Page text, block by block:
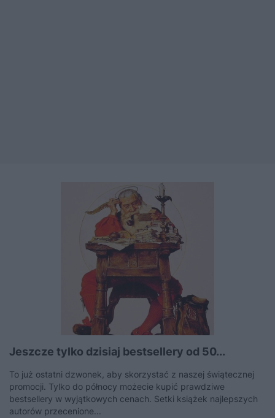
Jeszcze tylko dzisiaj bestsellery od 50...
To już ostatni dzwonek, aby skorzystać z naszej świątecznej
promocji. Tylko do północy możecie kupić prawdziwe
bestsellery w wyjątkowych cenach. Setki książek najlepszych
autorów przecenione...